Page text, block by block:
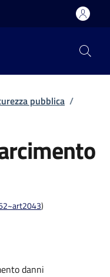
pubblica /
)
danni